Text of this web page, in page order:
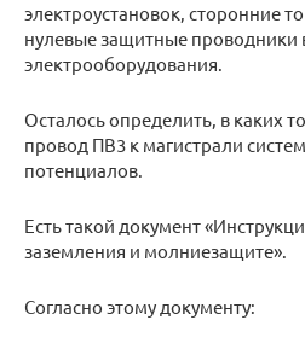
электроустановок, сторонние
нулевые защитные проводники
электрооборудования.
Осталось определить, в каких
провод ПВ3 к магистрали
потенциалов.
Есть такой документ
заземления и молниезащите».
Согласно этому документу: